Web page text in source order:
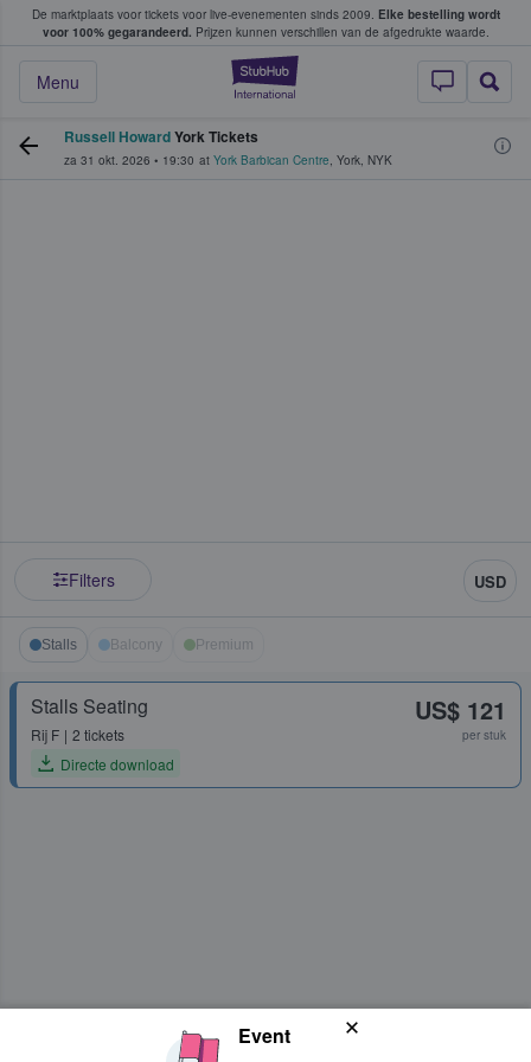
De marktplaats voor tickets voor live-evenementen sinds 2009. Elke bestelling wordt
voor 100% gegarandeerd. Prijzen kunnen verschillen van de afgedrukte waarde.
StubHub: waar
Menu
tickets kopen en verkopen
Russell HowardYork Tickets
za 31 okt. 2026 • 19:30 at York Barbican Centre, York, NYK
Filters USD
Stalls Balcony Premium
Stalls Seating
Rij F
2 tickets
Directe download
US$ 121
per stuk
Event